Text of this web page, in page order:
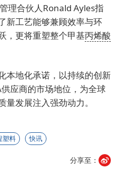
理合伙人Ronald Ayles指
新工艺能够兼顾效率与环
，更将重塑整个甲基丙烯酸
本地化承诺，以持续的创新
应商的市场地位，为全球
发展注入强劲动力。
塑料 快讯
分享至：